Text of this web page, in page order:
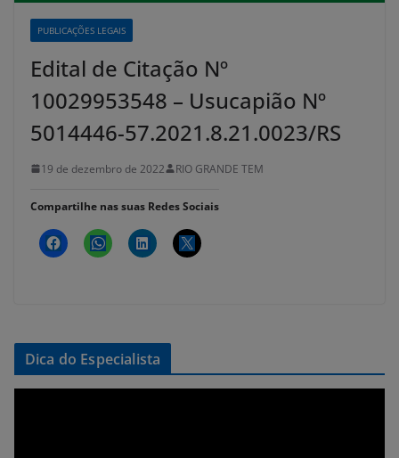
PUBLICAÇÕES LEGAIS
Edital de Citação Nº
10029953548 – Usucapião Nº
5014446-57.2021.8.21.0023/RS
19 de dezembro de 2022 RIO GRANDE TEM
Compartilhe nas suas Redes Sociais
Dica do Especialista